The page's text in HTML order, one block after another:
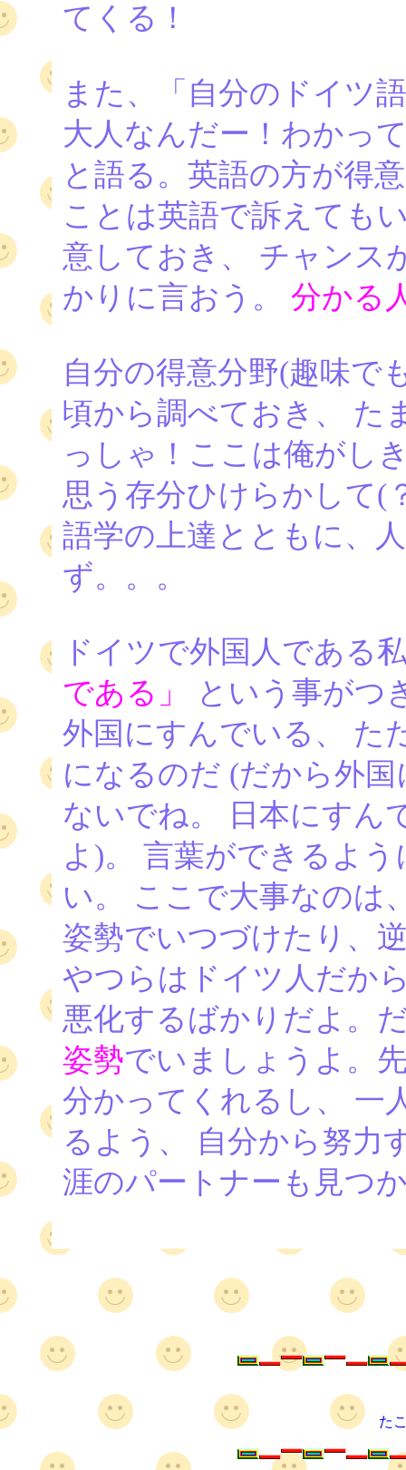
てくる！
また、「自分のドイツ
大人なんだー！わかっ
と語る。英語の方が得
ことは英語で訴えても
意しておき、 チャンス
かりに言おう。 分かる
自分の得意分野(趣味で
頃から調べておき、 た
っしゃ！ここは俺がし
思う存分ひけらかして(
語学の上達とともに、
ず。。。
ドイツで外国人である
である」
という事がつ
外国にすんでいる、 た
になるのだ (だから外
ないでね。 日本にすん
よ)。 言葉ができるよ
い。 ここで大事なのは
姿勢でいつづけたり、
やつらはドイツ人だか
悪化するばかりだよ。
姿勢でいましょうよ。
分かってくれるし、 一
るよう、 自分から努力
涯のパートナーも見つ
た